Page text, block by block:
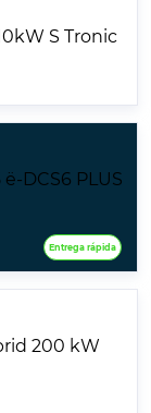
Entrega rápida